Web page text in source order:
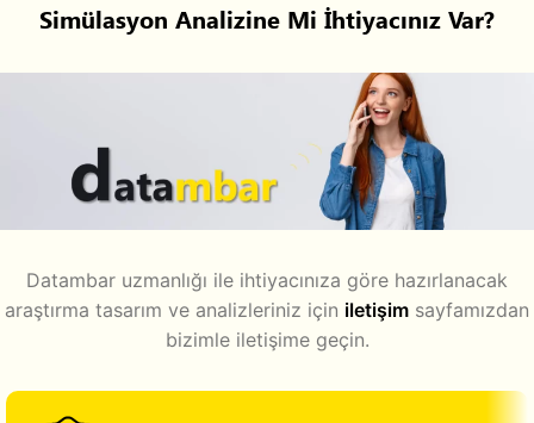
Simülasyon Analizine Mi İhtiyacınız Var?
Datambar uzmanlığı ile ihtiyacınıza göre hazırlanacak
araştırma tasarım ve analizleriniz için iletişim sayfamızdan
bizimle iletişime geçin.